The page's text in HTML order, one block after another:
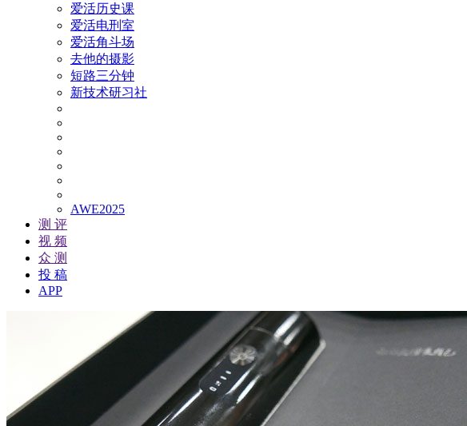
爱活历史课
爱活电刑室
爱活角斗场
去他的摄影
短路三分钟
新技术研习社
AWE2025
测 评
视 频
众 测
投 稿
APP